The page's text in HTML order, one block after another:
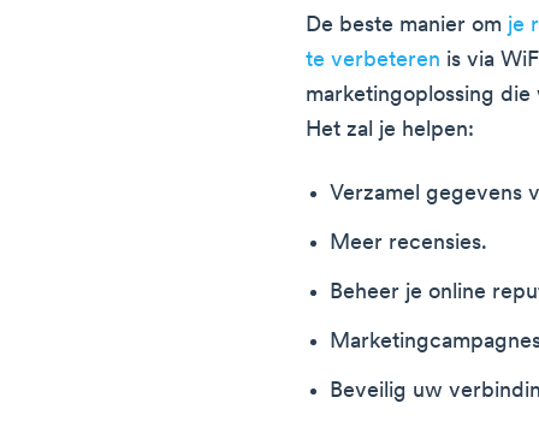
De beste manier om je
te verbeteren is via
marketingoplossing
Het zal je helpen:
Verzamel gegevens
Meer recensies.
Beheer je online
Beveilig uw